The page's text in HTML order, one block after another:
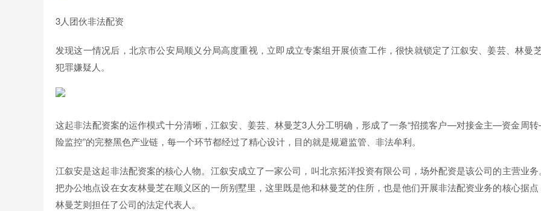
3人团伙非法配资
发现这一情况后，北京市公安局顺义分局高度重视，立即成立专案组开展侦查工作，很快就锁定了江叙安、姜芸、林曼
犯罪嫌疑人。
这起非法配资案的运作模式十分清晰，江叙安、姜芸、林曼芝3人分工明确，形成了一条“招揽客户—对接金主—资金周
险监控”的完整黑色产业链，每一个环节都经过了精心设计，目的就是规避监管、非法牟利。
江叙安是这起非法配资案的核心人物。江叙安成立了一家公司，叫北京拓洋投资有限公司，场外配资是该公司的主营业务
把办公地点设在女友林曼芝在顺义区的一所别墅里，这里既是他和林曼芝的住所，也是他们开展非法配资业务的核心据点
林曼芝则担任了公司的法定代表人。